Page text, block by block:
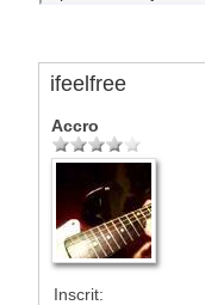
ifeelfree
Accro
Inscrit: